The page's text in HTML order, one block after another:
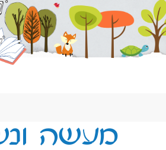
דילוג
לתוכן
מעשה